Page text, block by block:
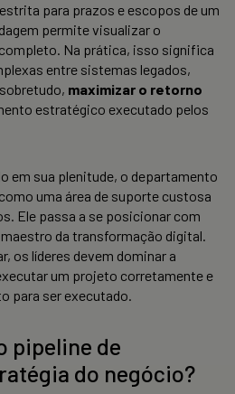
para prazos e escopos de um
permite visualizar o
Na prática, isso significa
entre sistemas legados,
maximizar o retorno
estratégico executado pelos
em sua plenitude, o departamento
uma área de suporte custosa
Ele passa a se posicionar com
da transformação digital.
os líderes devem dominar a
um projeto corretamente e
para ser executado.
pipeline de
do negócio?